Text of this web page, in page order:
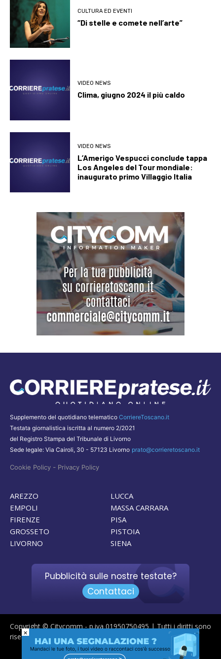
CULTURA ED EVENTI
“Di stelle e comete nell’arte”
VIDEO NEWS
Clima, giugno 2024 il più caldo
VIDEO NEWS
L’Amerigo Vespucci conclude tappa
Los Angeles del Tour mondiale:
inaugurato primo Villaggio Italia
Supplemento del quotidiano telematico CorriereToscano.it
Testata giornalistica iscritta al numero 2/2021
del Registro Stampa del Tribunale di Livorno
Sede legale: Via Cairoli, 30 - 57123 Livorno prato@corrieretoscano.it
Cookie Policy - Privacy Policy
AREZZO
EMPOLI
FIRENZE
GROSSETO
LIVORNO
LUCCA
MASSA CARRARA
PISA
PISTOIA
SIENA
Pubblicità sulle nostre testate?
Contattaci
Copyright © Citycomm - p.iva 01950750495 | Tutti i diritti sono
riservati
×